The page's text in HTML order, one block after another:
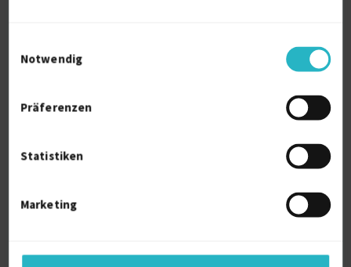
Notwendig
Präferenzen
Statistiken
Marketing
12.07.2026 07:30
Oberarzt Psychiatrie und Psychotherapie